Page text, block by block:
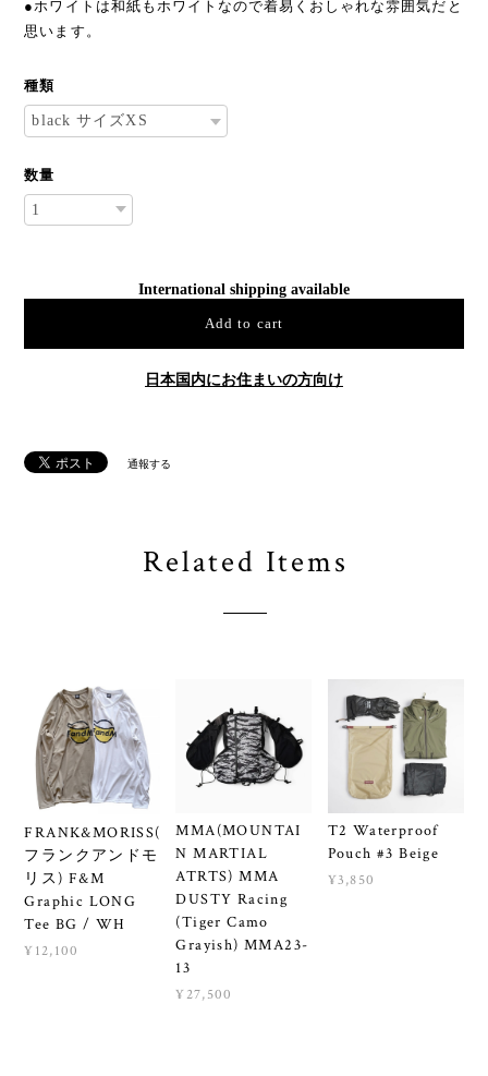
●普段選んでいるサイズでジャストです。ホワイトは少し透ける
ので、ゆったり目でも良いかもしれません。
思います。
種類
数量
Add to cart
Related Items
FRANK&MORISS(
フランクアンドモ
リス) F&M
Graphic LONG
MMA(MOUNTAI
N MARTIAL
ATRTS) MMA
DUSTY Racing
(Tiger Camo
Grayish) MMA23-
T2 Waterproof